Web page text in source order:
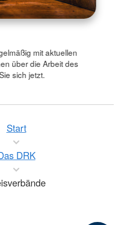
mit aktuellen
über die Arbeit des
sich jetzt.
Start
DRK